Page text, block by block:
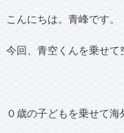
こんにちは。青峰です。
今回、青空くんを乗せて
０歳の子どもを乗せて